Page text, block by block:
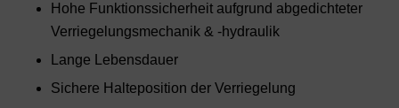
Hohe Funktionssicherheit aufgrund abgedichteter
Verriegelungsmechanik & -hydraulik
Lange Lebensdauer
Sichere Halteposition der Verriegelung